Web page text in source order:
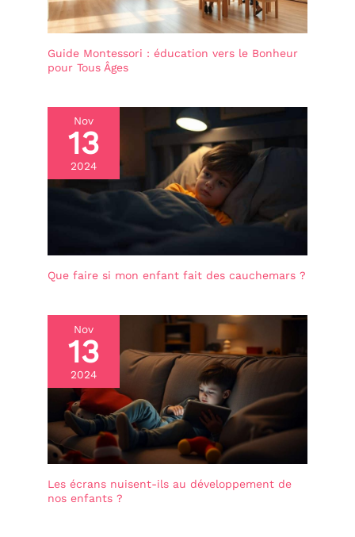
Guide Montessori : éducation vers le Bonheur
pour Tous Âges
Nov
13
2024
Que faire si mon enfant fait des cauchemars ?
Nov
13
2024
Les écrans nuisent-ils au développement de
nos enfants ?